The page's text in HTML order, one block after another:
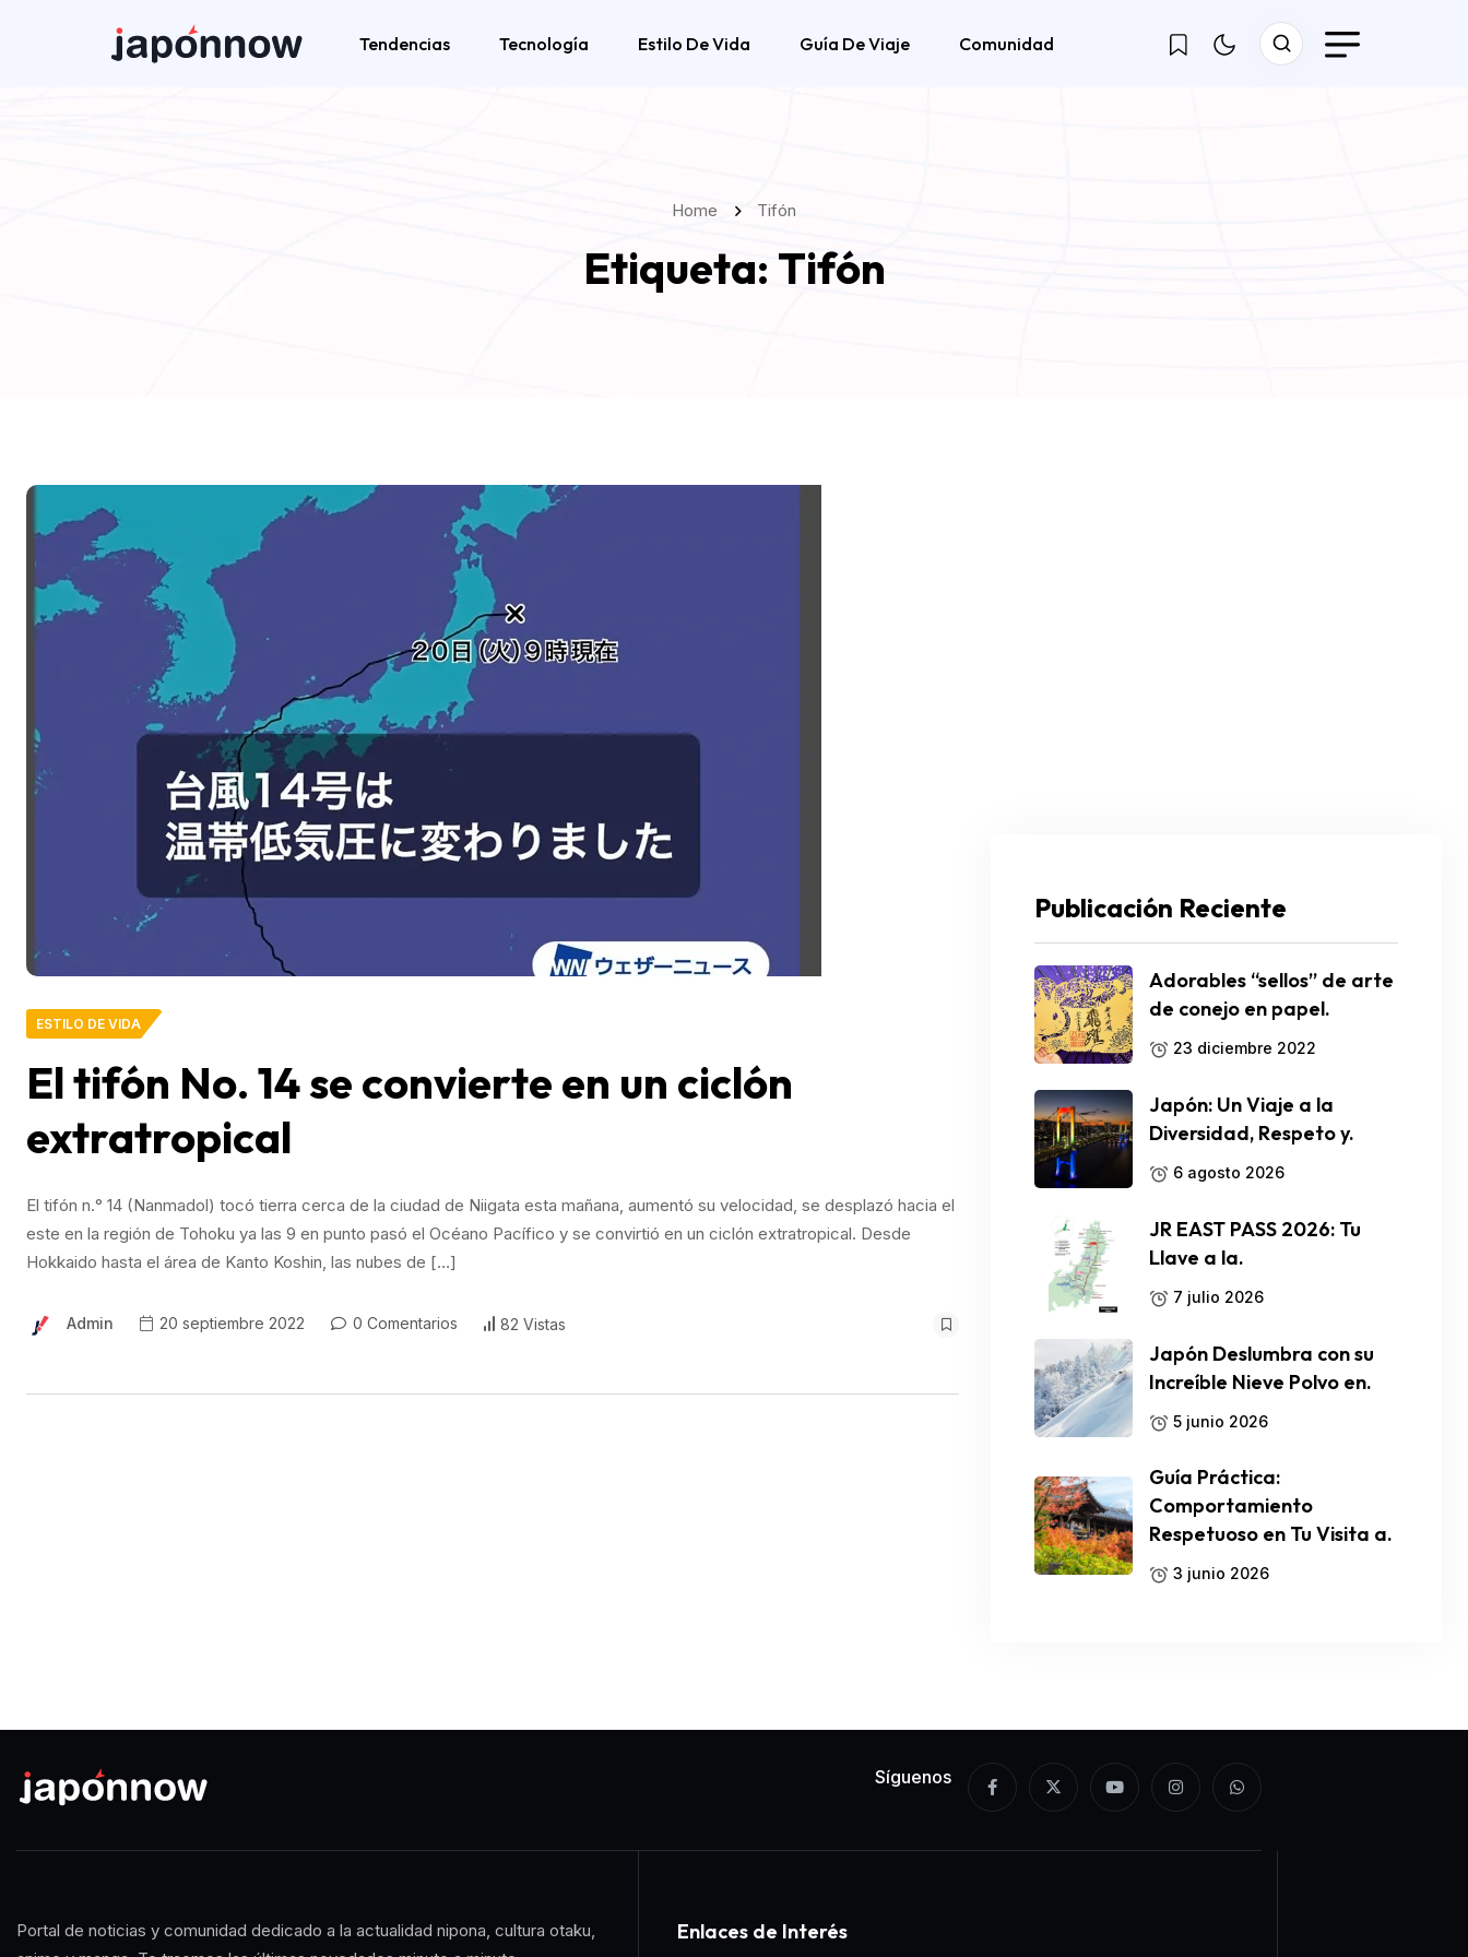
Tendencias Tecnología Estilo De Vida Guía De Viaje Comunidad
Home Tifón
Etiqueta: Tifón
ESTILO DE VIDA
El tifón No. 14 se convierte en un ciclón
extratropical
El tifón n.° 14 (Nanmadol) tocó tierra cerca de la ciudad de Niigata esta mañana, aumentó su velocidad, se desplazó hacia el
este en la región de Tohoku ya las 9 en punto pasó el Océano Pacífico y se convirtió en un ciclón extratropical. Desde
Hokkaido hasta el área de Kanto Koshin, las nubes de […]
Admin 20 septiembre 2022 0 Comentarios 82 Vistas
Publicación Reciente
Adorables “sellos” de arte
de conejo en papel.
23 diciembre 2022
Japón: Un Viaje a la
Diversidad, Respeto y.
6 agosto 2026
JR EAST PASS 2026: Tu
Llave a la.
7 julio 2026
Japón Deslumbra con su
Increíble Nieve Polvo en.
5 junio 2026
Guía Práctica:
Comportamiento
Respetuoso en Tu Visita a.
3 junio 2026
Síguenos
Portal de noticias y comunidad dedicado a la actualidad nipona, cultura otaku,
Enlaces de Interés